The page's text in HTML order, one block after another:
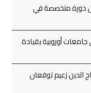
دورة متخصصة في
جامعات أوروبية بقيادة
الدين زعيم توقعان